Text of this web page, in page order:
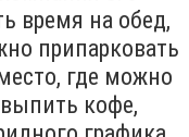
время на обед,
припарковать
где можно
кофе,